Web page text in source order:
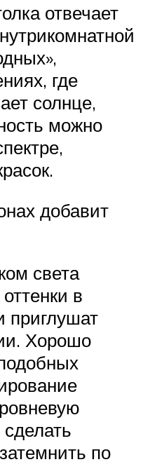
отвечает
где
солнце,
можно
добавит
света
в
приглушат
Хорошо
по